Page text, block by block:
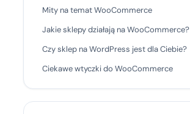
Mity na temat WooCommerce
Jakie sklepy działają na WooCommerce?
Czy sklep na WordPress jest dla Ciebie?
Ciekawe wtyczki do WooCommerce